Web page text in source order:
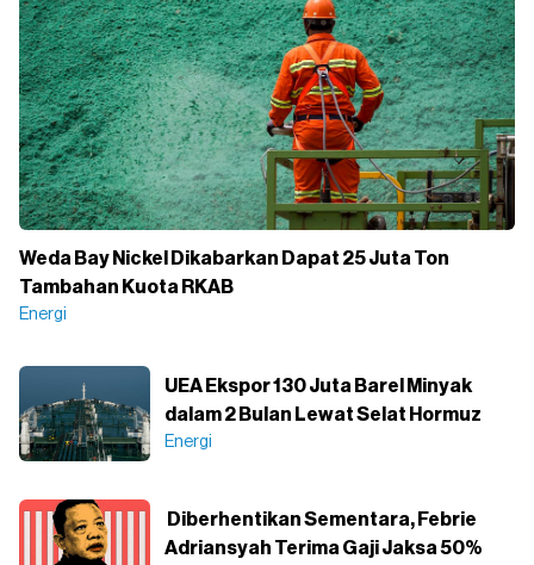
Weda Bay Nickel Dikabarkan Dapat 25 Juta Ton
Tambahan Kuota RKAB
Energi
UEA Ekspor 130 Juta Barel Minyak
dalam 2 Bulan Lewat Selat Hormuz
Energi
Diberhentikan Sementara, Febrie
Adriansyah Terima Gaji Jaksa 50%